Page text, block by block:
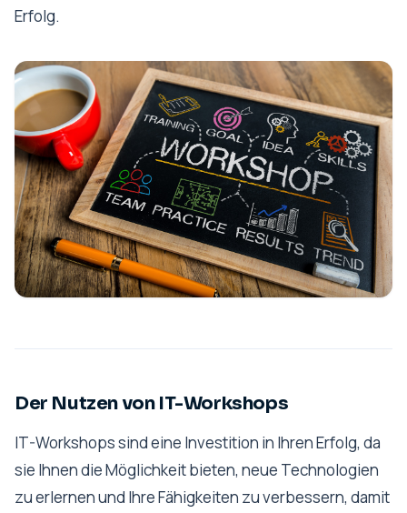
Erfolg.
Der Nutzen von IT-Workshops
IT-Workshops sind eine Investition in Ihren Erfolg, da
sie Ihnen die Möglichkeit bieten, neue Technologien
zu erlernen und Ihre Fähigkeiten zu verbessern, damit